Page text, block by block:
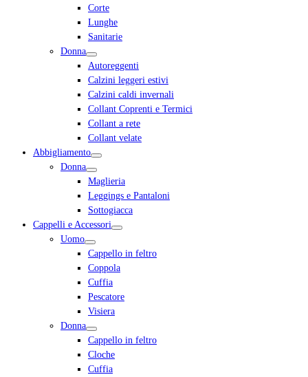
Corte
Lunghe
Sanitarie
Donna
Autoreggenti
Calzini leggeri estivi
Calzini caldi invernali
Collant Coprenti e Termici
Collant a rete
Collant velate
Abbigliamento
Donna
Maglieria
Leggings e Pantaloni
Sottogiacca
Cappelli e Accessori
Uomo
Cappello in feltro
Coppola
Cuffia
Pescatore
Visiera
Donna
Cappello in feltro
Cloche
Cuffia